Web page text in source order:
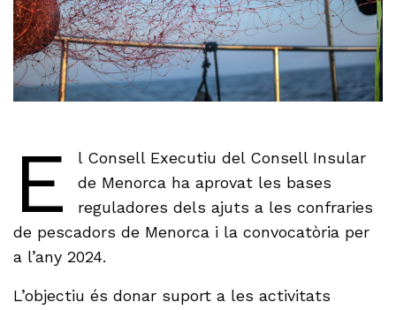
E
l Consell Executiu del Consell Insular
de Menorca ha aprovat les bases
reguladores dels ajuts a les confraries
de pescadors de Menorca i la convocatòria per
a l’any 2024.
L’objectiu és donar suport a les activitats